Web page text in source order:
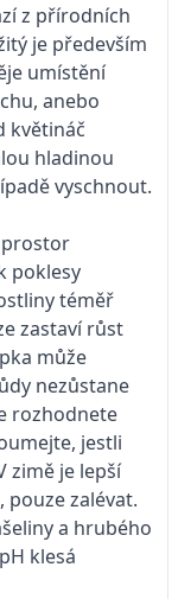
z přírodních
je především
umístění
anebo
květináč
hladinou
vyschnout.
prostor
poklesy
téměř
zastaví růst
může
nezůstane
rozhodnete
jestli
zimě je lepší
pouze zalévat.
a hrubého
klesá